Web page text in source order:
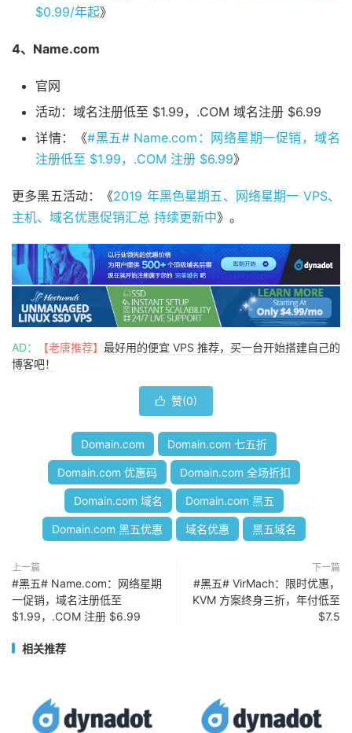
$0.99/年起》
4、Name.com
官网
活动：域名注册低至 $1.99，.COM 域名注册 $6.99
详情：《#黑五# Name.com：网络星期一促销，域名
注册低至 $1.99，.COM 注册 $6.99》
更多黑五活动：《2019 年黑色星期五、网络星期一 VPS、
主机、域名优惠促销汇总 持续更新中》。
AD： 【老唐推荐】 最好用的便宜 VPS 推荐，买一台开始搭建自己的
博客吧！
 赞(0)
Domain.com Domain.com 七五折
Domain.com 优惠码 Domain.com 全场折扣
Domain.com 域名 Domain.com 黑五
Domain.com 黑五优惠 域名优惠 黑五域名
上一篇
#黑五# Name.com：网络星期
一促销，域名注册低至
$1.99，.COM 注册 $6.99
下一篇
#黑五# VirMach：限时优惠，
KVM 方案终身三折，年付低至
$7.5
相关推荐